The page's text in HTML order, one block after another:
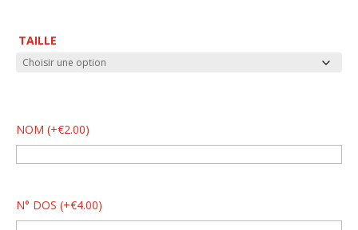
TAILLE
NOM (+€2.00)
N° DOS (+€4.00)